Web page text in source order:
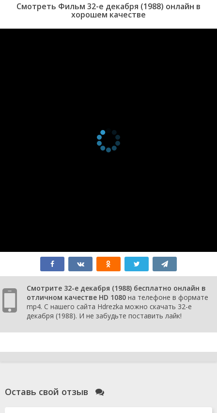
Смотреть Фильм 32-е декабря (1988) онлайн в
хорошем качестве
Смотрите 32-е декабря (1988) бесплатно онлайн в
отличном качестве HD 1080 на телефоне в формате
mp4. С нашего сайта Hdrezka можно скачать 32-е
декабря (1988). И не забудьте поставить лайк!
Оставь свой отзыв